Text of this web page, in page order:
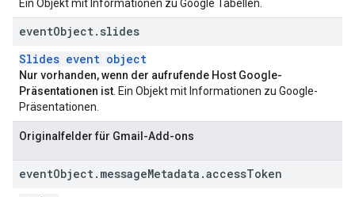
Ein Objekt mit Informationen zu Google Tabellen.
eventObject. slides
Slides event object
Nur vorhanden, wenn der aufrufende Host Google-
Präsentationen ist . Ein Objekt mit Informationen zu Google-
Präsentationen.
Originalfelder für Gmail-Add-ons
eventObject. messageMetadata .accessToken